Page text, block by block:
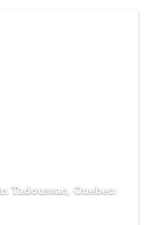
Tadoussac, Quebec: